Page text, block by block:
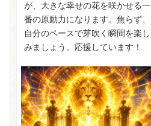
が、大きな幸せの花を咲かせる一
番の原動力になります。焦らず、
自分のペースで芽吹く瞬間を楽し
みましょう。応援しています！